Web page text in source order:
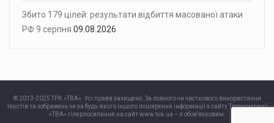
Збито 179 цілей: результати відбиття масованої атаки
РФ 9 серпня 09.08.2026
© 2013-2025 ТРК «ТВА». Усі права захищено. За повного чи часткового використання
текстів та зображень чи за будь-якого іншого поширення інформації з сайту Телекомпанії
«ТВА» гіперпосилання на сайт www.tva.ua – є обов’язковим.